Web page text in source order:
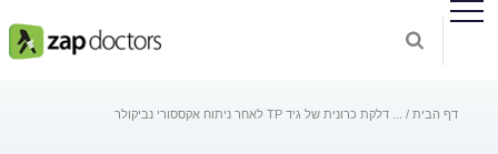
דף הבית דלקת כרונית של גיד TP לאחר ניתוח אקססורי נביקולר